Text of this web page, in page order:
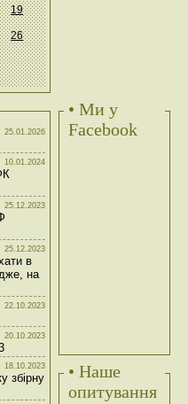
19
26
25.01.2026
10.01.2024
25.12.2023
25.12.2023
в
на
22.10.2023
20.10.2023
18.10.2023
збірну
• Ми у
Facebook
• Наше
опитування